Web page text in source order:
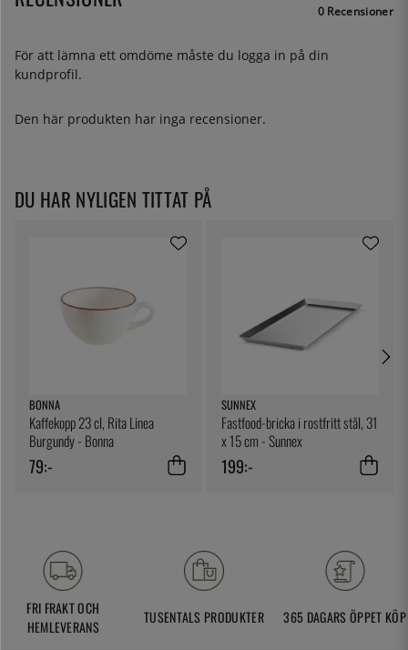
0 Recensioner
För att lämna ett omdöme måste du logga in på din
kundprofil.
Den här produkten har inga recensioner.
DU HAR NYLIGEN TITTAT PÅ
BONNA
Kaffekopp 23 cl, Rita Linea
Burgundy - Bonna
79:-
SUNNEX
Fastfood-bricka i rostfritt stål, 31
x 15 cm - Sunnex
199:-
FRI FRAKT OCH
HEMLEVERANS
TUSENTALS PRODUKTER 365 DAGARS ÖPPET KÖP